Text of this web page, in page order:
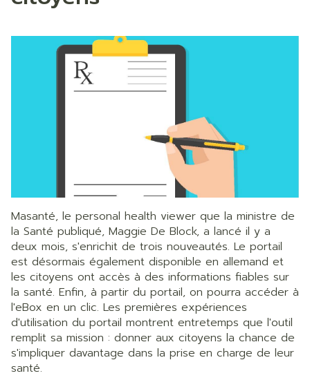
Masanté, le personal health viewer que la ministre de
la Santé publiqué, Maggie De Block, a lancé il y a
deux mois, s'enrichit de trois nouveautés. Le portail
est désormais également disponible en allemand et
les citoyens ont accès à des informations fiables sur
la santé. Enfin, à partir du portail, on pourra accéder à
l'eBox en un clic. Les premières expériences
d'utilisation du portail montrent entretemps que l'outil
remplit sa mission : donner aux citoyens la chance de
s'impliquer davantage dans la prise en charge de leur
santé.